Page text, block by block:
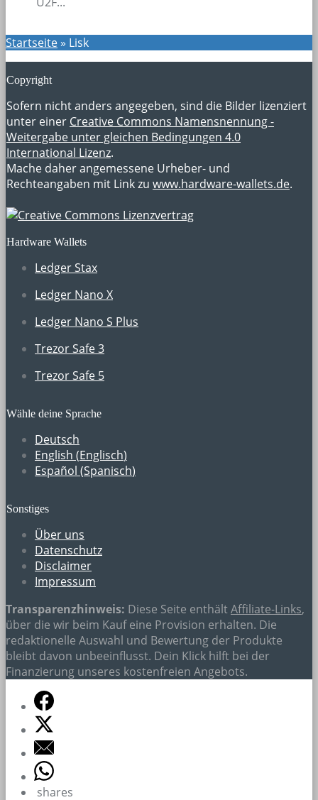
Startseite» Lisk
Copyright
Sofern nicht anders angegeben, sind die Bilder lizenziert
unter einer Creative Commons Namensnennung -
Weitergabe unter gleichen Bedingungen 4.0
International Lizenz.
Mache daher angemessene Urheber- und
Rechteangaben mit Link zu www.hardware-wallets.de.
Hardware Wallets
Ledger Stax
Ledger Nano X
Ledger Nano S Plus
Trezor Safe 3
Trezor Safe 5
Wähle deine Sprache
Deutsch
English (Englisch)
Español (Spanisch)
Sonstiges
Über uns
Datenschutz
Disclaimer
Impressum
Transparenzhinweis: Diese Seite enthältAffiliate-Links,
über die wir beim Kauf eine Provision erhalten. Die
redaktionelle Auswahl und Bewertung der Produkte
bleibt davon unbeeinflusst. Dein Klick hilft bei der
Finanzierung unseres kostenfreien Angebots.
shares